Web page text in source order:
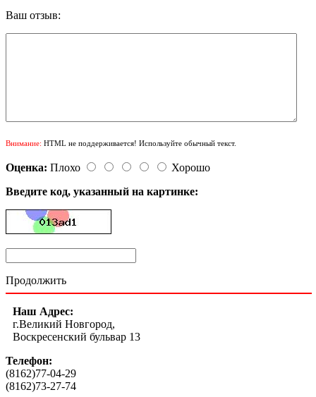
Ваш отзыв:
Внимание: HTML не поддерживается! Используйте обычный текст.
Оценка: Плохо
Хорошо
Введите код, указанный на картинке:
Продолжить
Наш Адрес:
г.Великий Новгород,
Воскресенский бульвар 13
Телефон:
(8162)77-04-29
(8162)73-27-74